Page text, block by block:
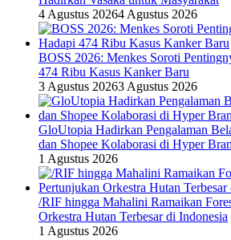
4 Agustus 20264 Agustus 2026
BOSS 2026: Menkes Soroti
474 Ribu Kasus Kanker Baru
3 Agustus 20263 Agustus 2026
GloUtopia Hadirkan Pengalaman
dan Shopee Kolaborasi di Hyper
1 Agustus 2026
/RIF hingga Mahalini Ramaikan
Orkestra Hutan Terbesar di Indonesia
1 Agustus 2026